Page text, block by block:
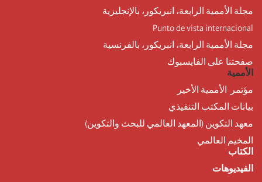
مجلة الأممية الرابعة، انبريكور، بالإنجليزية
Punto de vista internacional
مجلة الأممية الرابعة، انبريكور، بالفرنسية
صفحتنا على الفايسبوك
الأممية
مؤتمر الأممية الأخير
بيانات المكتب التنفيذي
معهد التكوين (المعهد العالمي للبحث والتكوين)
المخيم العالمي
الكتاب
الفيديوهات